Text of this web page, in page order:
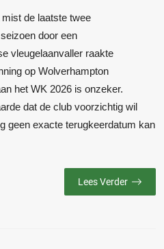
de laatste twee
door een
vleugelaanvaller raakte
op Wolverhampton
het WK 2026 is onzeker.
dat de club voorzichtig wil
geen exacte terugkeerdatum kan
Lees Verder